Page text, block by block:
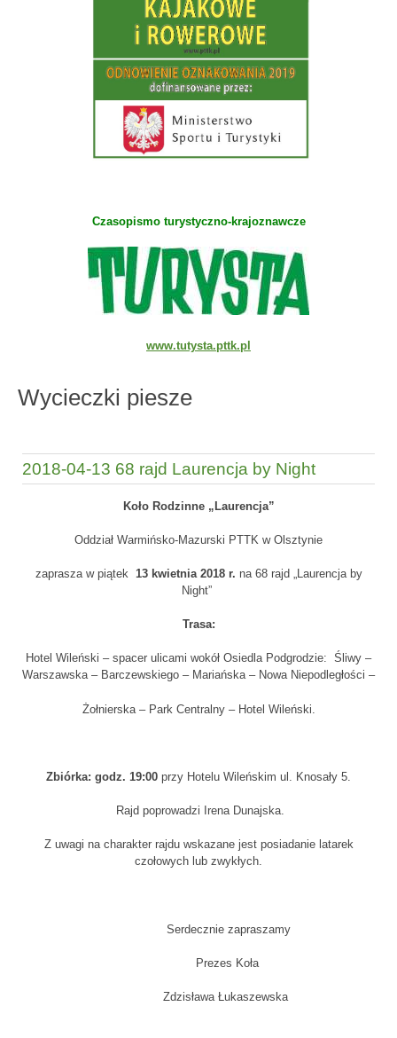
Czasopismo turystyczno-krajoznawcze
www.tutysta.pttk.pl
Wycieczki piesze
2018-04-13 68 rajd Laurencja by Night
Koło Rodzinne „Laurencja”
Oddział Warmińsko-Mazurski PTTK w Olsztynie
zaprasza w piątek 13 kwietnia 2018 r. na 68 rajd „Laurencja by
Night”
Trasa:
Hotel Wileński – spacer ulicami wokół Osiedla Podgrodzie: Śliwy –
Warszawska – Barczewskiego – Mariańska – Nowa Niepodległości –
Żołnierska – Park Centralny – Hotel Wileński.
Zbiórka: godz. 19:00 przy Hotelu Wileńskim ul. Knosały 5.
Rajd poprowadzi Irena Dunajska.
Z uwagi na charakter rajdu wskazane jest posiadanie latarek
czołowych lub zwykłych.
Serdecznie zapraszamy
Prezes Koła
Zdzisława Łukaszewska